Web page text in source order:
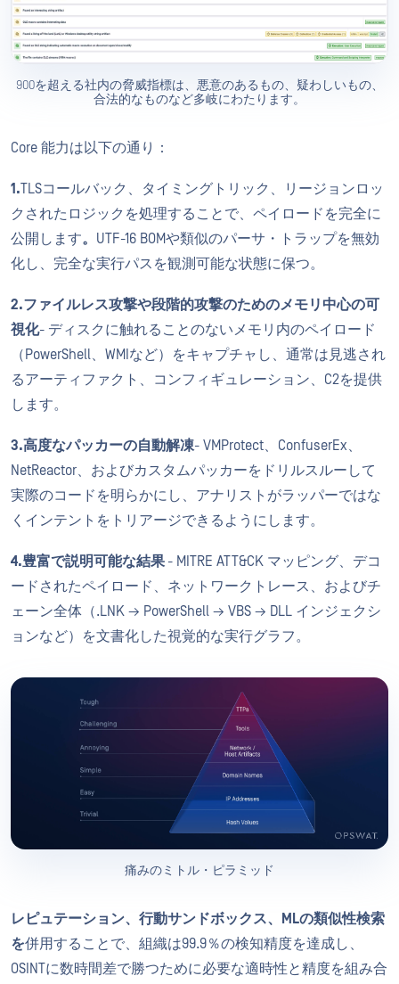
900を超える社内の脅威指標は、悪意のあるもの、疑わしいもの、
合法的なものなど多岐にわたります。
Core 能力は以下の通り：
1.TLSコールバック、タイミングトリック、リージョンロッ
クされたロジックを処理することで、ペイロードを完全に
公開します。 UTF-16 BOMや類似のパーサ・トラップを無効
化し、完全な実行パスを観測可能な状態に保つ。
2.ファイルレス攻撃や段階的攻撃のためのメモリ中心の可
視化- ディスクに触れることのないメモリ内のペイロード
（PowerShell、WMIなど）をキャプチャし、通常は見逃され
るアーティファクト、コンフィギュレーション、C2を提供
します。
3.高度なパッカーの自動解凍- VMProtect、ConfuserEx、
NetReactor、およびカスタムパッカーをドリルスルーして
実際のコードを明らかにし、アナリストがラッパーではな
くインテントをトリアージできるようにします。
4.豊富で説明可能な結果- MITRE ATT&CK マッピング、デコ
ードされたペイロード、ネットワークトレース、およびチ
ェーン全体（.LNK → PowerShell → VBS → DLL インジェクシ
ョンなど）を文書化した視覚的な実行グラフ。
痛みのミトル・ピラミッド
レピュテーション、行動サンドボックス、MLの類似性検索
を併用することで、組織は99.9％の検知精度を達成し、
OSINTに数時間差で勝つために必要な適時性と精度を組み合